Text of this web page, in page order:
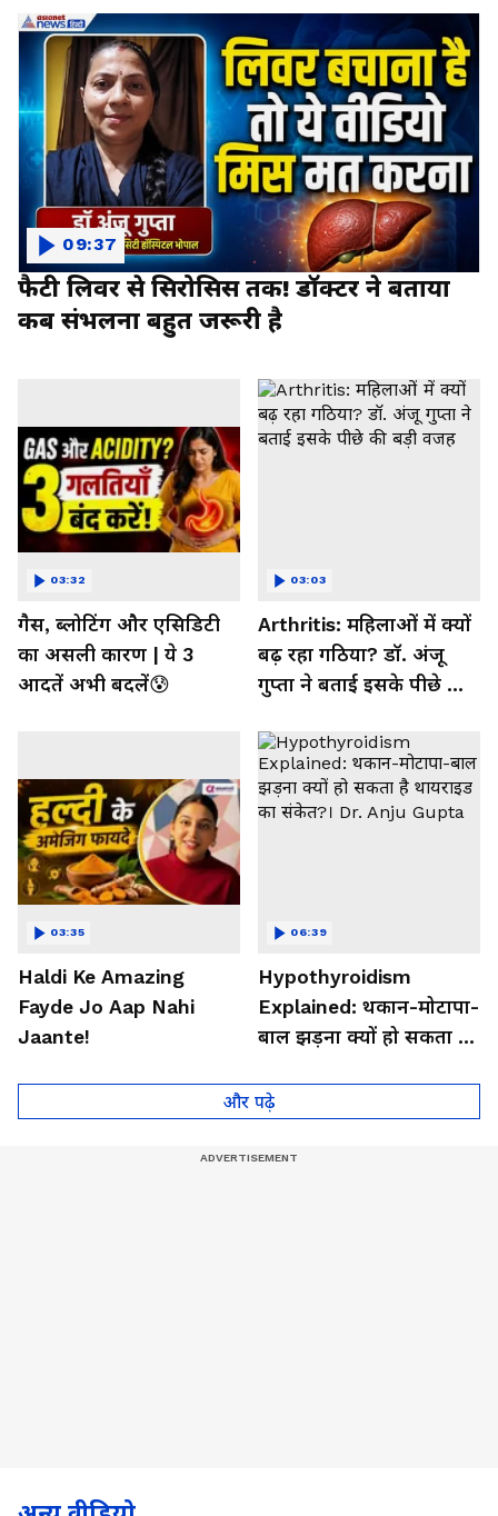
फैटी लिवर से सिरोसिस तक! डॉक्टर ने बताया
कब संभलना बहुत जरूरी है
09:37
गैस, ब्लोटिंग और एसिडिटी
का असली कारण | ये 3
आदतें अभी बदलें😰
03:32
Arthritis: महिलाओं में क्यों
बढ़ रहा गठिया? डॉ. अंजू
गुप्ता ने बताई इसके पीछे की
03:03
Haldi Ke Amazing
Fayde Jo Aap Nahi
Jaante!
03:35
Hypothyroidism
Explained: थकान-मोटापा-
बाल झड़ना क्यों हो सकता है
Anju Gupta
06:39
और पढ़े